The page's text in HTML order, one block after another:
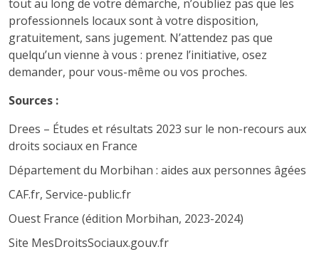
tout au long de votre démarche, n’oubliez pas que les
professionnels locaux sont à votre disposition,
gratuitement, sans jugement. N’attendez pas que
quelqu’un vienne à vous : prenez l’initiative, osez
demander, pour vous-même ou vos proches.
Sources :
Drees – Études et résultats 2023 sur le non-recours aux
droits sociaux en France
Département du Morbihan : aides aux personnes âgées
CAF.fr, Service-public.fr
Ouest France (édition Morbihan, 2023-2024)
Site MesDroitsSociaux.gouv.fr